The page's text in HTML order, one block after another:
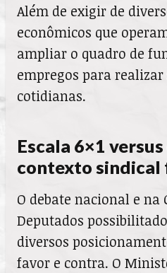
Além de exigir de
econômicos que
ampliar o quadro de
empregos para
cotidianas.
Escala 6×1
contexto sindical
O debate nacional e na
Deputados
diversos
favor e contra. O